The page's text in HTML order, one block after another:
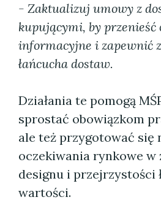
- Zaktualizuj umowy z
kupującymi, by przenieść
informacyjne i zapewnić
łańcucha dostaw.
Działania te pomogą
sprostać obowiązkom
ale też przygotować się
oczekiwania rynkowe w
designu i przejrzystości
wartości.